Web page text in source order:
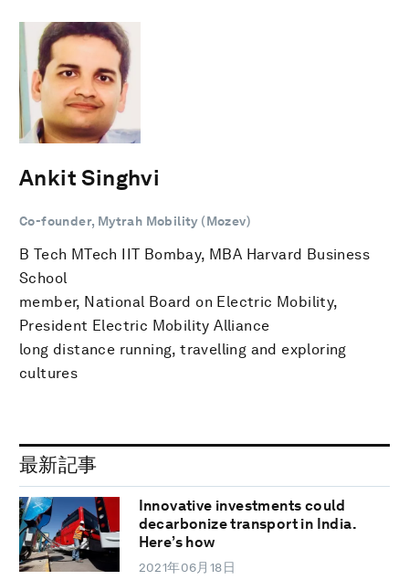
Ankit Singhvi
Co-founder, Mytrah Mobility (Mozev)
B Tech MTech IIT Bombay, MBA Harvard Business
School
member, National Board on Electric Mobility,
President Electric Mobility Alliance
long distance running, travelling and exploring
cultures
最新記事
Innovative investments could
decarbonize transport in India.
Here’s how
2021年06月18日